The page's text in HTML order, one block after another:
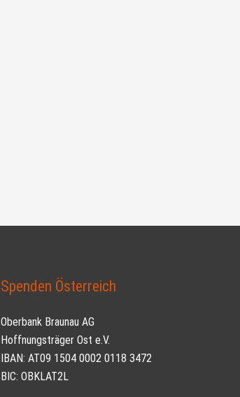
Spenden Österreich
Oberbank Braunau AG
Hoffnungsträger Ost e.V.
IBAN: AT09 1504 0002 0118 3472
BIC: OBKLAT2L